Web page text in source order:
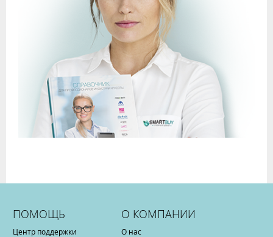
ПОМОЩЬ
Центр поддержки
О КОМПАНИИ
О нас